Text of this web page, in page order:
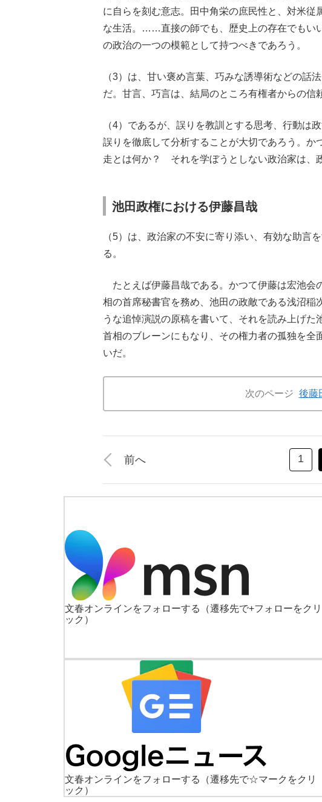
に自らを刻む意志。田中角栄の庶民性と、対米
な生活。……直接の師でも、歴史上の存在でもい
の政治の一つの模範として持つべきであろう。
（3）は、甘い褒め言葉、巧みな誘導術などの話
だ。甘言、巧言は、結局のところ有権者からの信
（4）であるが、誤りを教訓とする思考、行動は
誤りを徹底して分析することが大切であろう。
走とは何か？ それを学ぼうとしない政治家は、
池田政権における伊藤昌哉
（5）は、政治家の不安に寄り添い、有効な助言
る。
たとえば伊藤昌哉である。かつて伊藤は宏池会
相の首席秘書官を務め、池田の政敵である浅沼稲
うな追悼演説の原稿を書いて、それを読み上げ
首相のブレーンにもなり、その権力者の孤独を
いだ。
次のページ 後藤
前へ 1
文春オンラインをフォローする
（遷移先で+フォローをクリ
ック）
文春オンラインをフォローする
（遷移先で☆マークをクリ
ック）